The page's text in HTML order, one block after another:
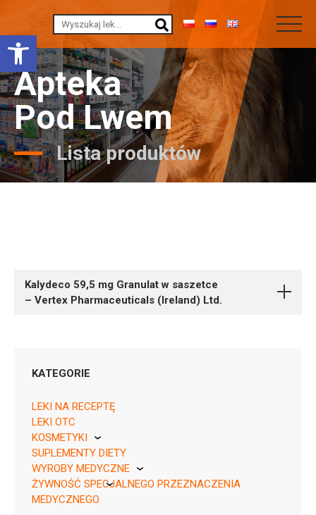
Otwórz pasek narzędzi
Apteka
Pod Lwem
Lista produktów
Kalydeco 59,5 mg Granulat w saszetce
– Vertex Pharmaceuticals (Ireland) Ltd.
00351167175309 ¦ Rpz ¦ EU/1/12/782/008 ¦ 152608
28 saszetek
¦ UR/Z/4c/013/24 – 03400930280768
KATEGORIE
LEKI NA RECEPTĘ
LEKI OTC
KOSMETYKI
Pierre Fabre
SUPLEMENTY DIETY
WYROBY MEDYCZNE
KikGel
ŻYWNOŚĆ SPECJALNEGO PRZEZNACZENIA
MEDYCZNEGO